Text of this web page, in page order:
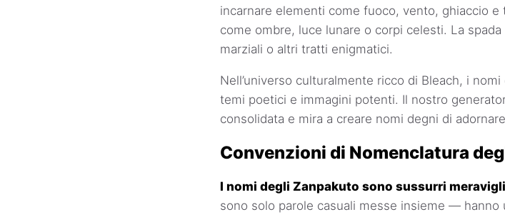
incarnare elementi come fuoco, vento, ghiaccio
come ombre, luce lunare o corpi celesti. La
marziali o altri tratti enigmatici.
Nell’universo culturalmente ricco di Bleach, i
temi poetici e immagini potenti. Il nostro
consolidata e mira a creare nomi degni di
Convenzioni di Nomenclatura
I nomi degli Zanpakuto sono sussurri
sono solo parole casuali messe insieme —